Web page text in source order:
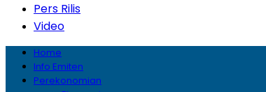
Pers Rilis
Video
Home
Info Emiten
Perekonomian